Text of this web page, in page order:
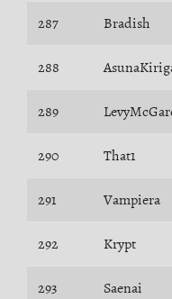
287 Bradish
288
289
290 That1
291 Vampiera
292 Krypt
293 Saenai